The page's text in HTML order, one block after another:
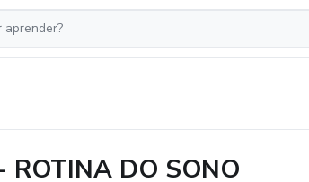
ROTINA DO SONO